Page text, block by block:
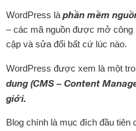
WordPress là phần mềm
– các mã nguồn được mở công
cập và sửa đổi bất cứ lúc nào.
WordPress được xem là một
dung (CMS – Content
giới.
Blog chính là mục đích đầu